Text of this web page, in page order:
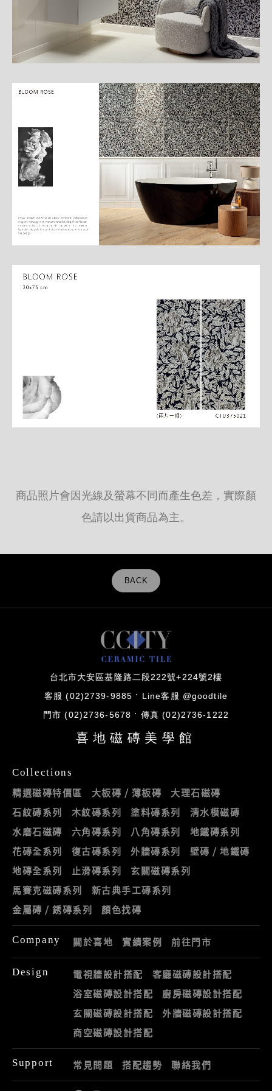
商品照片會因光線及螢幕不同而產生色差，實際顏
色請以出貨商品為主。
BACK
台北市大安區基隆路二段222號+224號2樓
客服 (02)2739-9885 Line客服 @goodtile
門市 (02)2736-5678 傳真 (02)2736-1222
喜地磁磚美學館
Collections
精選磁磚特價區 大板磚 / 薄板磚
大理石磁磚
石紋磚系列
木紋磚系列 塗料磚系列
清水模磁磚
水磨石磁磚
六角磚系列 八角磚系列
地鐵磚系列
花磚全系列
復古磚系列 外牆磚系列
壁磚 / 地鐵磚
地磚全系列
止滑磚系列
玄關磁磚系列
馬賽克磁磚系列
新古典手工磚系列
金屬磚 / 銹磚系列
顏色找磚
Company 關於喜地 實績案例 前往門市
Design 電視牆設計搭配
客廳磁磚設計搭配
浴室磁磚設計搭配
廚房磁磚設計搭配
玄關磁磚設計搭配
外牆磁磚設計搭配
商空磁磚設計搭配
Support 常見問題 搭配趨勢 聯絡我們